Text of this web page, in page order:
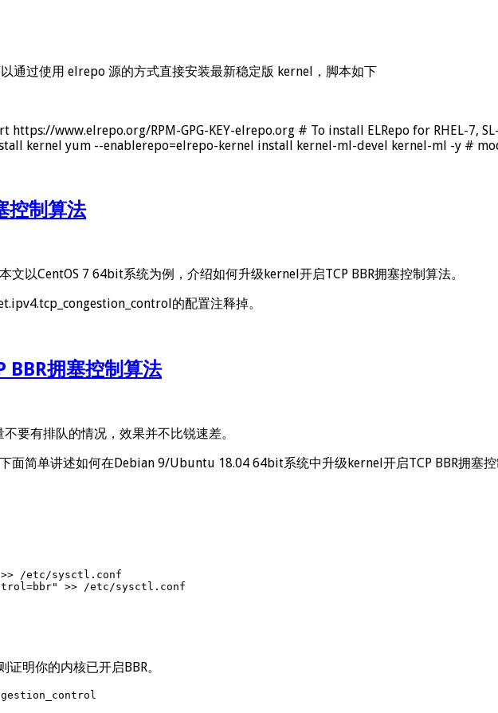
通过使用 elrepo 源的方式直接安装最新稳定版 kernel，脚本如下
www.elrepo.org/RPM-GPG-KEY-elrepo.org # To install ELRepo for RHEL-7,
kernel yum --enablerepo=elrepo-kernel install kernel-ml-devel kernel-ml -y #
控制算法
以CentOS 7 64bit系统为例，介绍如何升级kernel开启TCP BBR拥塞控制算法。
的配置注释掉。
拥塞控制算法
要有排队的情况，效果并不比锐速差。
面简单讲述如何在Debian 9/Ubuntu 18.04 64bit系统中升级kernel开启TCP BBR拥塞控
/etc/sysctl.conf
>> /etc/sysctl.conf
明你的内核已开启BBR。